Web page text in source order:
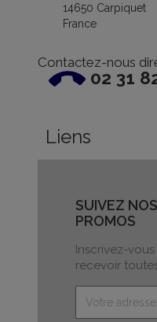
14650 Carpiquet
France
Contactez-nous
02 31
Liens
SUIVEZ
PROMOS
Inscrivez-
recevoir